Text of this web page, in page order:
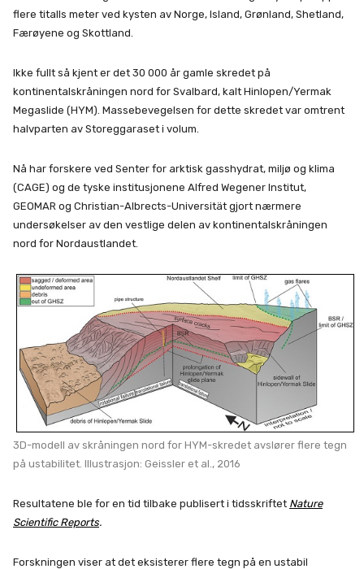
flere titalls meter ved kysten av Norge, Island, Grønland, Shetland,
Færøyene og Skottland.
Ikke fullt så kjent er det 30 000 år gamle skredet på
kontinentalskråningen nord for Svalbard, kalt Hinlopen/Yermak
Megaslide (HYM). Massebevegelsen for dette skredet var omtrent
halvparten av Storeggaraset i volum.
Nå har forskere ved Senter for arktisk gasshydrat, miljø og klima
(CAGE) og de tyske institusjonene Alfred Wegener Institut,
GEOMAR og Christian-Albrects-Universität gjort nærmere
undersøkelser av den vestlige delen av kontinentalskråningen
nord for Nordaustlandet.
3D-modell av skråningen nord for HYM-skredet avslører flere tegn
på ustabilitet. Illustrasjon: Geissler et al., 2016
Resultatene ble for en tid tilbake publisert i tidsskriftet Nature
Scientific Reports.
Forskningen viser at det eksisterer flere tegn på en ustabil